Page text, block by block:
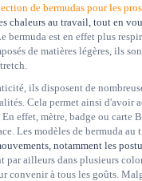
de bermudas pour les pros
chaleurs au travail, tout en
bermuda est en effet plus
de matières légères, ils
ils disposent de
Cela permet ainsi d'avoir
effet, mètre, badge ou carte
Les modèles de bermuda au
notamment les
par ailleurs dans plusieurs
convenir à tous les goûts.